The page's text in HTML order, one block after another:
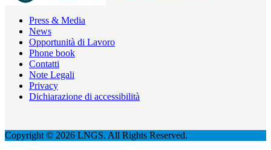
Press & Media
News
Opportunità di Lavoro
Phone book
Contatti
Note Legali
Privacy
Dichiarazione di accessibilità
Copyright © 2026 LNGS. All Rights Reserved.